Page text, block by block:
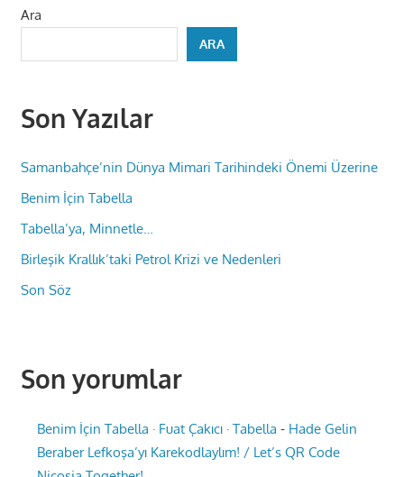
Ara
ARA
Son Yazılar
Samanbahçe’nin Dünya Mimari Tarihindeki Önemi Üzerine
Benim İçin Tabella
Tabella’ya, Minnetle…
Birleşik Krallık’taki Petrol Krizi ve Nedenleri
Son Söz
Son yorumlar
Benim İçin Tabella · Fuat Çakıcı · Tabella - Hade Gelin
Beraber Lefkoşa’yı Karekodlaylım! / Let’s QR Code